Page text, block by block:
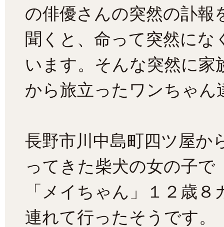
の俳優さんの突然の訃報
聞くと、命って突然に
います。そんな突然に家
から旅立ったワンちゃん
長野市川中島町四ツ屋か
ってきた柴犬の女の子で
「メイちゃん」１２歳
連れて行ったそうです。